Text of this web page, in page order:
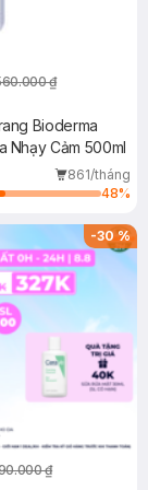
₫
Bioderma
Nhạy Cảm 500ml
861/tháng
48%
-30%
₫